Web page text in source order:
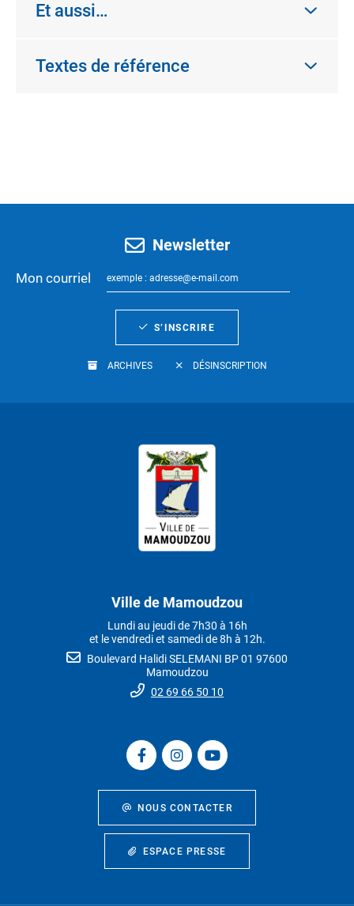
Et aussi…
Textes de référence
Newsletter
Mon courriel
S’INSCRIRE
ARCHIVES DÉSINSCRIPTION
Ville de Mamoudzou
Lundi au jeudi de 7h30 à 16h
et le vendredi et samedi de 8h à 12h.
Boulevard Halidi SELEMANI BP 01 97600
Mamoudzou
02 69 66 50 10
NOUS CONTACTER
ESPACE PRESSE